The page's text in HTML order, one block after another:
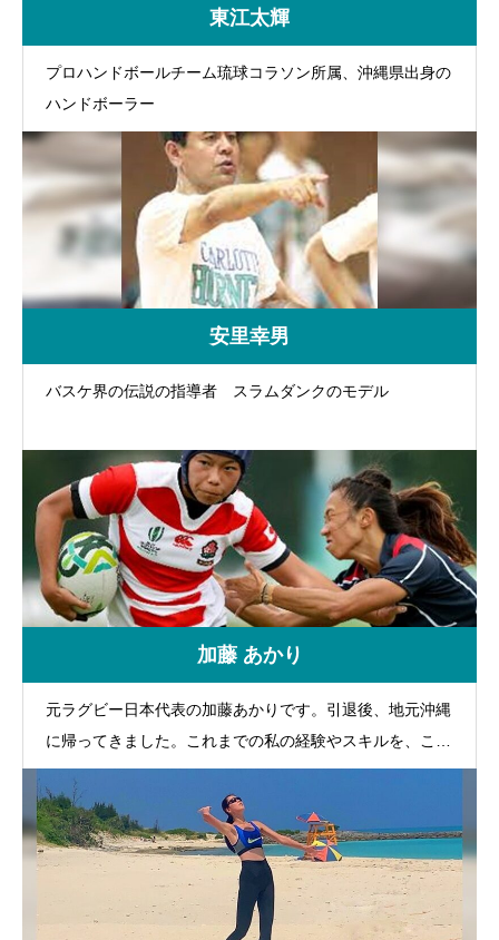
東江太輝
プロハンドボールチーム琉球コラソン所属、沖縄県出身の
ハンドボーラー
安里幸男
バスケ界の伝説の指導者 スラムダンクのモデル
加藤 あかり
元ラグビー日本代表の加藤あかりです。引退後、地元沖縄
に帰ってきました。これまでの私の経験やスキルを、これ
からの沖縄の未来の為に活かして行きたいと思っていま
す。